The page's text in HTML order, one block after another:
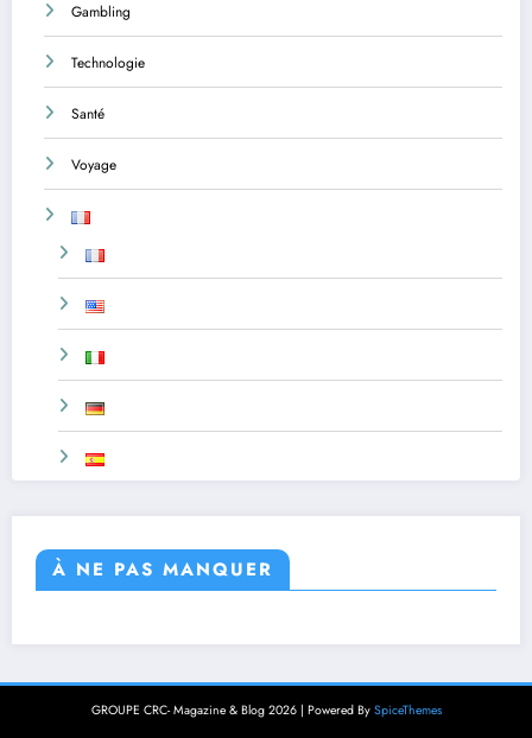
Gambling
Technologie
Santé
Voyage
À NE PAS MANQUER
GROUPE CRC- Magazine & Blog 2026 | Powered By SpiceThemes